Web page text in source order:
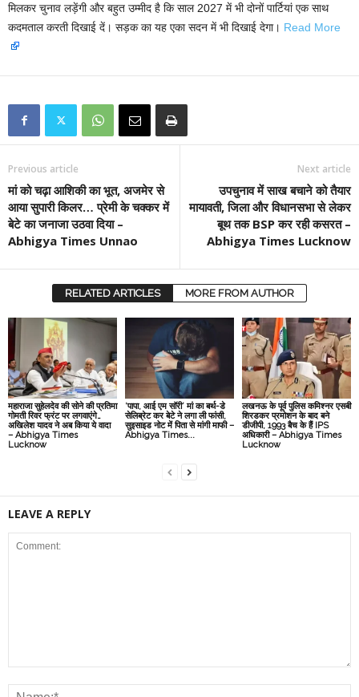
मिलकर चुनाव लड़ेंगी और बहुत उम्मीद है कि साल 2027 में भी दोनों पार्टियां एक साथ
कदमताल करती दिखाई दें। सड़क का यह एका सदन में भी दिखाई देगा। Read More
Previous article
मां को चढ़ा आशिकी का भूत, अजमेर से
आया सुपारी किलर… प्रेमी के चक्कर में
बेटे का जनाजा उठवा दिया –
Abhigya Times Unnao
Next article
उपचुनाव में साख बचाने को तैयार
मायावती, जिला और विधानसभा से लेकर
बूथ तक BSP कर रही कसरत –
Abhigya Times Lucknow
RELATED ARTICLES MORE FROM AUTHOR
महाराजा सुहेलदेव की सोने की प्रतिमा
गोमती रिवर फ्रंट पर लगवाएंगे…
अखिलेश यादव ने अब किया ये वादा
– Abhigya Times
Lucknow
‘पापा, आई एम सॉरी’ मां का बर्थ-डे
सेलिब्रेट कर बेटे ने लगा ली फांसी,
सुइसाइड नोट में पिता से मांगी माफी –
Abhigya Times...
लखनऊ के पूर्व पुलिस कमिश्नर एसबी
शिरडकर प्रमोशन के बाद बने
डीजीपी, 1993 बैच के हैं IPS
अधिकारी – Abhigya Times
Lucknow
LEAVE A REPLY